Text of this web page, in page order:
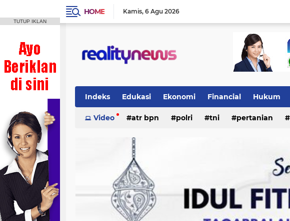
HOME Kamis 6 Agu 2026
Indeks Edukasi Ekonomi Financial Hukum
Politik Regional Wisata
Video atr bpn polri tni pertanian
TUTUP IKLAN